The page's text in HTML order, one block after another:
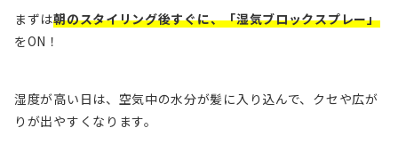
まずは朝のスタイリング後すぐに、「湿気ブロックスプレー」
をON！
湿度が高い日は、空気中の水分が髪に入り込んで、クセや広が
りが出やすくなります。